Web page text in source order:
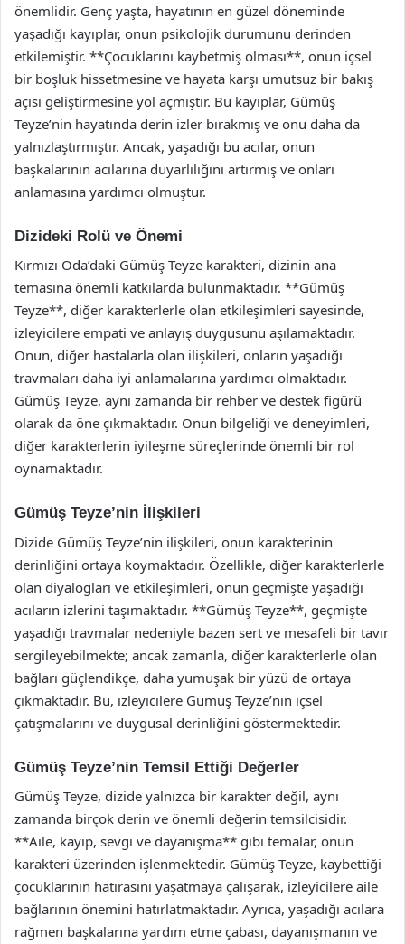
önemlidir. Genç yaşta, hayatının en güzel döneminde
yaşadığı kayıplar, onun psikolojik durumunu derinden
etkilemiştir. **Çocuklarını kaybetmiş olması**, onun içsel
bir boşluk hissetmesine ve hayata karşı umutsuz bir bakış
açısı geliştirmesine yol açmıştır. Bu kayıplar, Gümüş
Teyze’nin hayatında derin izler bırakmış ve onu daha da
yalnızlaştırmıştır. Ancak, yaşadığı bu acılar, onun
başkalarının acılarına duyarlılığını artırmış ve onları
anlamasına yardımcı olmuştur.
Dizideki Rolü ve Önemi
Kırmızı Oda’daki Gümüş Teyze karakteri, dizinin ana
temasına önemli katkılarda bulunmaktadır. **Gümüş
Teyze**, diğer karakterlerle olan etkileşimleri sayesinde,
izleyicilere empati ve anlayış duygusunu aşılamaktadır.
Onun, diğer hastalarla olan ilişkileri, onların yaşadığı
travmaları daha iyi anlamalarına yardımcı olmaktadır.
Gümüş Teyze, aynı zamanda bir rehber ve destek figürü
olarak da öne çıkmaktadır. Onun bilgeliği ve deneyimleri,
diğer karakterlerin iyileşme süreçlerinde önemli bir rol
oynamaktadır.
Gümüş Teyze’nin İlişkileri
Dizide Gümüş Teyze’nin ilişkileri, onun karakterinin
derinliğini ortaya koymaktadır. Özellikle, diğer karakterlerle
olan diyalogları ve etkileşimleri, onun geçmişte yaşadığı
acıların izlerini taşımaktadır. **Gümüş Teyze**, geçmişte
yaşadığı travmalar nedeniyle bazen sert ve mesafeli bir tavır
sergileyebilmekte; ancak zamanla, diğer karakterlerle olan
bağları güçlendikçe, daha yumuşak bir yüzü de ortaya
çıkmaktadır. Bu, izleyicilere Gümüş Teyze’nin içsel
çatışmalarını ve duygusal derinliğini göstermektedir.
Gümüş Teyze’nin Temsil Ettiği Değerler
Gümüş Teyze, dizide yalnızca bir karakter değil, aynı
zamanda birçok derin ve önemli değerin temsilcisidir.
**Aile, kayıp, sevgi ve dayanışma** gibi temalar, onun
karakteri üzerinden işlenmektedir. Gümüş Teyze, kaybettiği
çocuklarının hatırasını yaşatmaya çalışarak, izleyicilere aile
bağlarının önemini hatırlatmaktadır. Ayrıca, yaşadığı acılara
rağmen başkalarına yardım etme çabası, dayanışmanın ve